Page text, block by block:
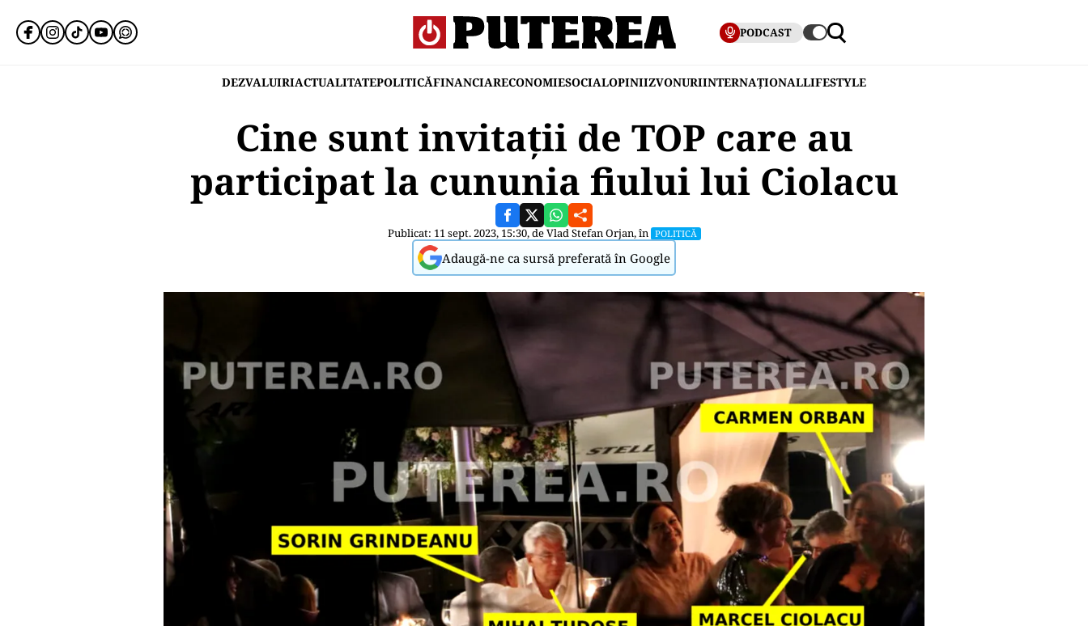
PODCAST
DEZVALUIRIACTUALITATEPOLITICĂFINANCIARECONOMIESOCIALOPINIIZVONURIINTERNAȚIONALLIFESTYLE
Cine sunt invitații de TOP care au
participat la cununia fiului lui Ciolacu
Publicat: 11 sept. 2023, 15:30, deVlad Stefan Orjan, în POLITICĂ
Adaugă-ne ca sursă preferată în Google